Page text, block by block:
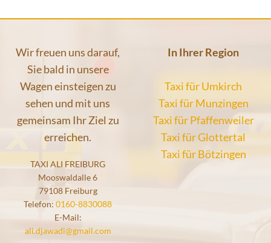
Wir freuen uns darauf,
Sie bald in unsere
Wagen einsteigen zu
sehen und mit uns
gemeinsam Ihr Ziel zu
erreichen.
TAXI ALI FREIBURG
Mooswaldalle 6
79108 Freiburg
Telefon: 0160-8830088
E-Mail:
ali.djawadi@gmail.com
In Ihrer Region
Taxi für Umkirch
Taxi für Munzingen
Taxi für Pfaffenweiler
Taxi für Glottertal
Taxi für Bötzingen